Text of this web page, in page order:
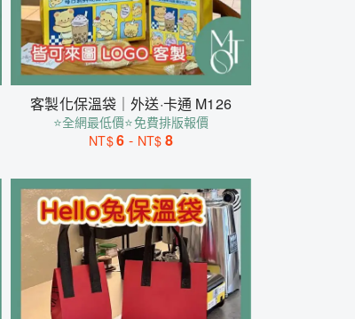
客製化保溫袋｜外送·卡通 M126
⭐全網最低價⭐免費排版報價
NT$6 - NT$ 8